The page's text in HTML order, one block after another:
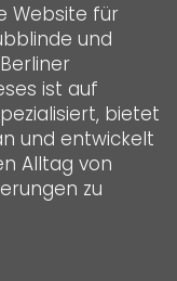
Website für
und
ist auf
bietet
und entwickelt
Alltag von
zu